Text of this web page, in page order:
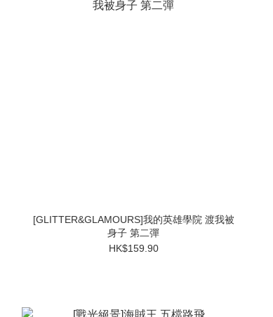
[GLITTER&GLAMOURS]我的英雄學院 渡我被
身子 第二彈
HK$159.90